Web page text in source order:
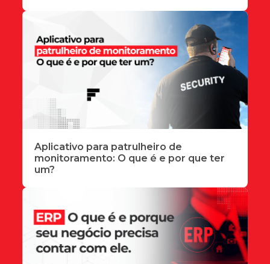
Aplicativo para patrulheiro de
monitoramento: O que é e por que ter
um?